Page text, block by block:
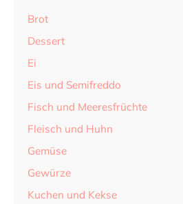
Brot
Dessert
Ei
Eis und Semifreddo
Fisch und Meeresfrüchte
Fleisch und Huhn
Gemüse
Gewürze
Kuchen und Kekse